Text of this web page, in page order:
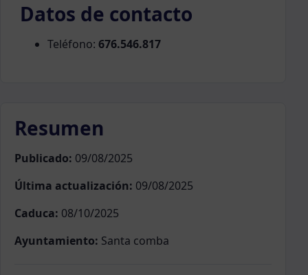
Datos de contacto
Teléfono: 676.546.817
Resumen
Publicado: 09/08/2025
Última actualización: 09/08/2025
Caduca: 08/10/2025
Ayuntamiento: Santa comba